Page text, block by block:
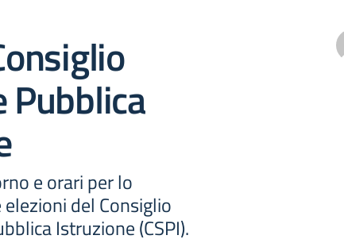
Pubblica
e orari per lo
del Consiglio
Istruzione (CSPI).